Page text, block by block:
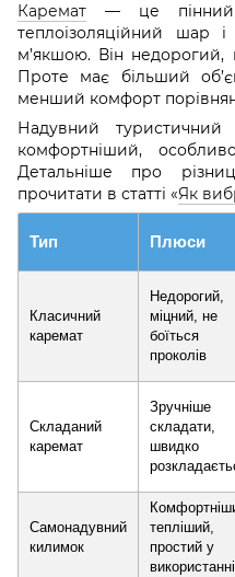
Каремат — це пінний
теплоізоляційний шар
м’якшою. Він недорогий,
Проте має більший
менший комфорт
Надувний
комфортніший,
Детальніше про
прочитати в статті «Як
Тип Плюси
Класичний
каремат
Недорогий,
міцний, не
боїться
проколів
Складаний
каремат
Зручніше
складати,
швидко
Самонадувний
килимок
тепліший,
простий у
використанні